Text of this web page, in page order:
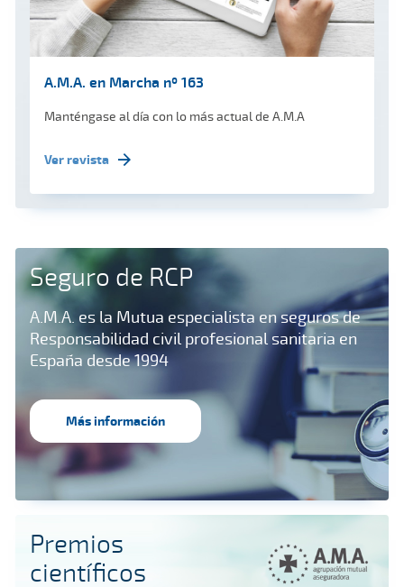
A.M.A. en Marcha nº 163
Manténgase al día con lo más actual de A.M.A
Ver revista
Seguro de RCP
A.M.A. es la Mutua especialista en seguros de
Responsabilidad civil profesional sanitaria en
España desde 1994
Más información
Premios
científicos